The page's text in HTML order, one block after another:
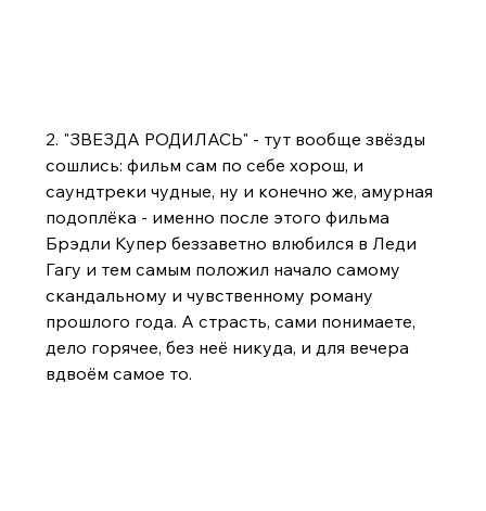
2. "ЗВЕЗДА РОДИЛАСЬ" - тут вообще звёзды
сошлись: фильм сам по себе хорош, и
саундтреки чудные, ну и конечно же, амурная
подоплёка - именно после этого фильма
Брэдли Купер беззаветно влюбился в Леди
Гагу и тем самым положил начало самому
скандальному и чувственному роману
прошлого года. А страсть, сами понимаете,
дело горячее, без неё никуда, и для вечера
вдвоём самое то.